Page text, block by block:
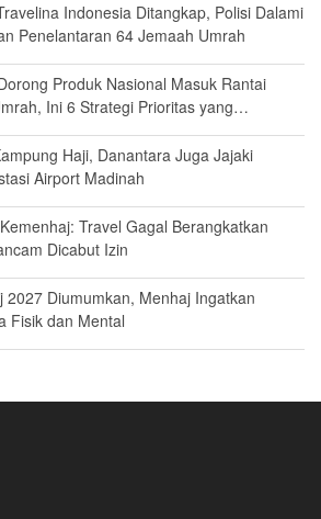
Indonesia Ditangkap, Polisi Dalami
Penelantaran 64 Jemaah Umrah
Produk Nasional Masuk Rantai
Ini 6 Strategi Prioritas yang
Haji, Danantara Juga Jajaki
Airport Madinah
Travel Gagal Berangkatkan
Dicabut Izin
2027 Diumumkan, Menhaj Ingatkan
Fisik dan Mental